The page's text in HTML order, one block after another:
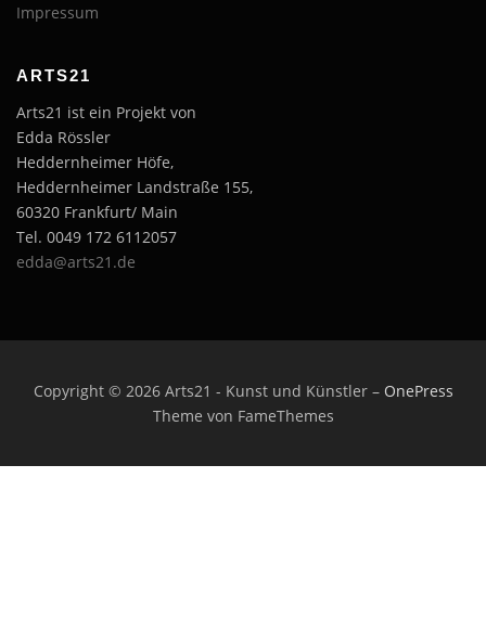
Impressum
ARTS21
Arts21 ist ein Projekt von
Edda Rössler
Heddernheimer Höfe,
Heddernheimer Landstraße 155,
60320 Frankfurt/ Main
Tel. 0049 172 6112057
edda@arts21.de
Copyright © 2026 Arts21 - Kunst und Künstler – OnePress
Theme von FameThemes